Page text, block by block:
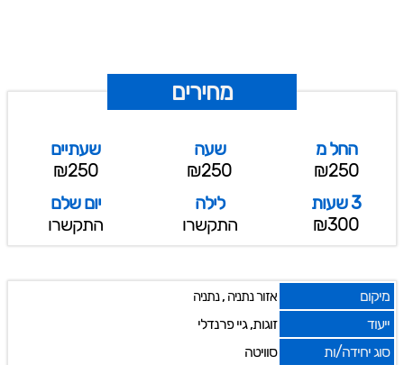
מחירים
החל מ
₪250
שעה
₪250
שעתיים
₪250
3 שעות
₪300
לילה
התקשרו
יום שלם
התקשרו
מיקום אזור נתניה,נתניה
ייעוד
זוגות, גיי פרנדלי
סוג יחידה/ות
סוויטה